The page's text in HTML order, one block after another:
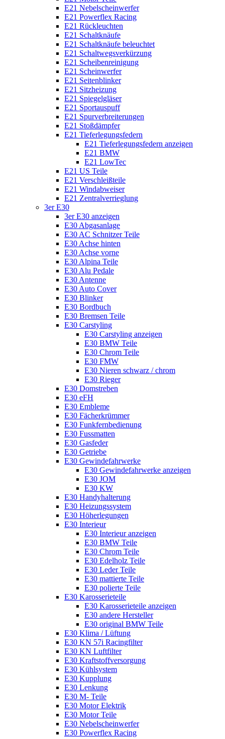
E21 Nebelscheinwerfer
E21 Powerflex Racing
E21 Rückleuchten
E21 Schaltknäufe
E21 Schaltknäufe beleuchtet
E21 Schaltwegsverkürzung
E21 Scheibenreinigung
E21 Scheinwerfer
E21 Seitenblinker
E21 Sitzheizung
E21 Spiegelgläser
E21 Sportauspuff
E21 Spurverbreiterungen
E21 Stoßdämpfer
E21 Tieferlegungsfedern
E21 Tieferlegungsfedern anzeigen
E21 BMW
E21 LowTec
E21 US Teile
E21 Verschleißteile
E21 Windabweiser
E21 Zentralverrieglung
3er E30
3er E30 anzeigen
E30 Abgasanlage
E30 AC Schnitzer Teile
E30 Achse hinten
E30 Achse vorne
E30 Alpina Teile
E30 Alu Pedale
E30 Antenne
E30 Auto Cover
E30 Blinker
E30 Bordbuch
E30 Bremsen Teile
E30 Carstyling
E30 Carstyling anzeigen
E30 BMW Teile
E30 Chrom Teile
E30 FMW
E30 Nieren schwarz / chrom
E30 Rieger
E30 Domstreben
E30 eFH
E30 Embleme
E30 Fächerkrümmer
E30 Funkfernbedienung
E30 Fussmatten
E30 Gasfeder
E30 Getriebe
E30 Gewindefahrwerke
E30 Gewindefahrwerke anzeigen
E30 JOM
E30 KW
E30 Handyhalterung
E30 Heizungssystem
E30 Höherlegungen
E30 Interieur
E30 Interieur anzeigen
E30 BMW Teile
E30 Chrom Teile
E30 Edelholz Teile
E30 Leder Teile
E30 mattierte Teile
E30 polierte Teile
E30 Karosserieteile
E30 Karosserieteile anzeigen
E30 andere Hersteller
E30 original BMW Teile
E30 Klima / Lüftung
E30 KN 57i Racingfilter
E30 KN Luftfilter
E30 Kraftstoffversorgung
E30 Kühlsystem
E30 Kupplung
E30 Lenkung
E30 M- Teile
E30 Motor Elektrik
E30 Motor Teile
E30 Nebelscheinwerfer
E30 Powerflex Racing